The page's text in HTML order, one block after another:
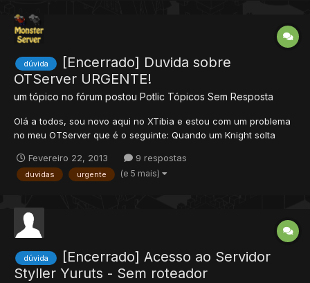
dúvida
[Encerrado] Duvida sobre
OTServer URGENTE!
um tópico no fórum postou Potlic Tópicos Sem Resposta
Olá a todos, sou novo aqui no XTibia e estou com um problema
no meu OTServer que é o seguinte: Quando um Knight solta
trava e o OT também, se alguem sabe como resolver POR
FAVOR me responda! Obrigado desde já! (Mapa= Rookwar)
Fevereiro 22, 2013 9 respostas
duvidas urgente (e 5 mais)
dúvida
[Encerrado] Acesso ao Servidor
Styller Yuruts - Sem roteador